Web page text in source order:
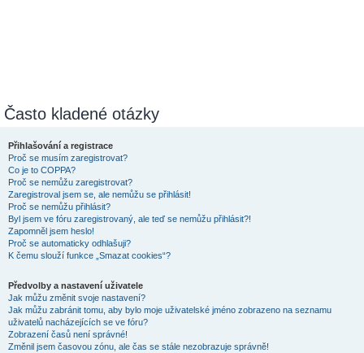
Často kladené otázky
Přihlašování a registrace
Proč se musím zaregistrovat?
Co je to COPPA?
Proč se nemůžu zaregistrovat?
Zaregistroval jsem se, ale nemůžu se přihlásit!
Proč se nemůžu přihlásit?
Byl jsem ve fóru zaregistrovaný, ale teď se nemůžu přihlásit?!
Zapomněl jsem heslo!
Proč se automaticky odhlašuji?
K čemu slouží funkce „Smazat cookies“?
Předvolby a nastavení uživatele
Jak můžu změnit svoje nastavení?
Jak můžu zabránit tomu, aby bylo moje uživatelské jméno zobrazeno na seznamu
uživatelů nacházejících se ve fóru?
Zobrazení časů není správné!
Změnil jsem časovou zónu, ale čas se stále nezobrazuje správně!